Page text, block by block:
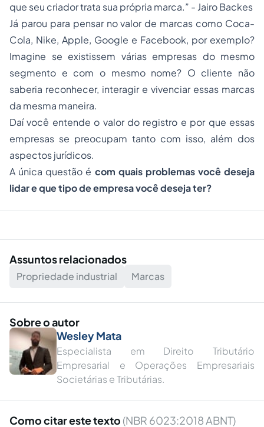
que seu criador trata sua própria marca.” - Jairo Backes
Já parou para pensar no valor de marcas como Coca-
Cola, Nike, Apple, Google e Facebook, por exemplo?
Imagine se existissem várias empresas do mesmo
segmento e com o mesmo nome? O cliente não
saberia reconhecer, interagir e vivenciar essas marcas
da mesma maneira.
Daí você entende o valor do registro e por que essas
empresas se preocupam tanto com isso, além dos
aspectos jurídicos.
A única questão é com quais problemas você deseja
lidar e que tipo de empresa você deseja ter?
Assuntos relacionados
Propriedade industrial Marcas
Sobre o autor
Wesley Mata
Especialista em Direito Tributário
Empresarial e Operações Empresariais
Societárias e Tributárias.
Como citar este texto (NBR 6023:2018 ABNT)